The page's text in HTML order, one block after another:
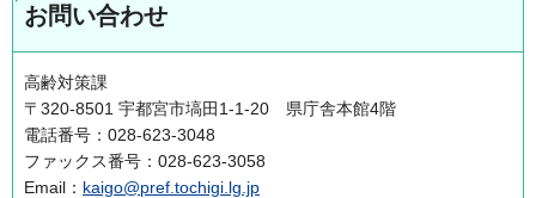
お問い合わせ
高齢対策課
〒320-8501 宇都宮市塙田1-1-20 県庁舎本館4階
電話番号：028-623-3048
ファックス番号：028-623-3058
Email： kaigo@pref.tochigi.lg.jp